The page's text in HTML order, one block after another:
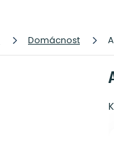
Domácnost